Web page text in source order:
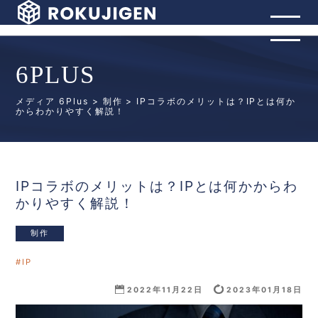
6PLUS
メディア 6Plus > 制作 > IPコラボのメリットは？IPとは何か
からわかりやすく解説！
IPコラボのメリットは？IPとは何かからわ
かりやすく解説！
制作
IP
2022年11月22日 2023年01月18日